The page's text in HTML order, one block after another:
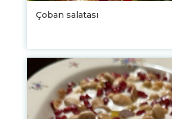
Çoban salatası